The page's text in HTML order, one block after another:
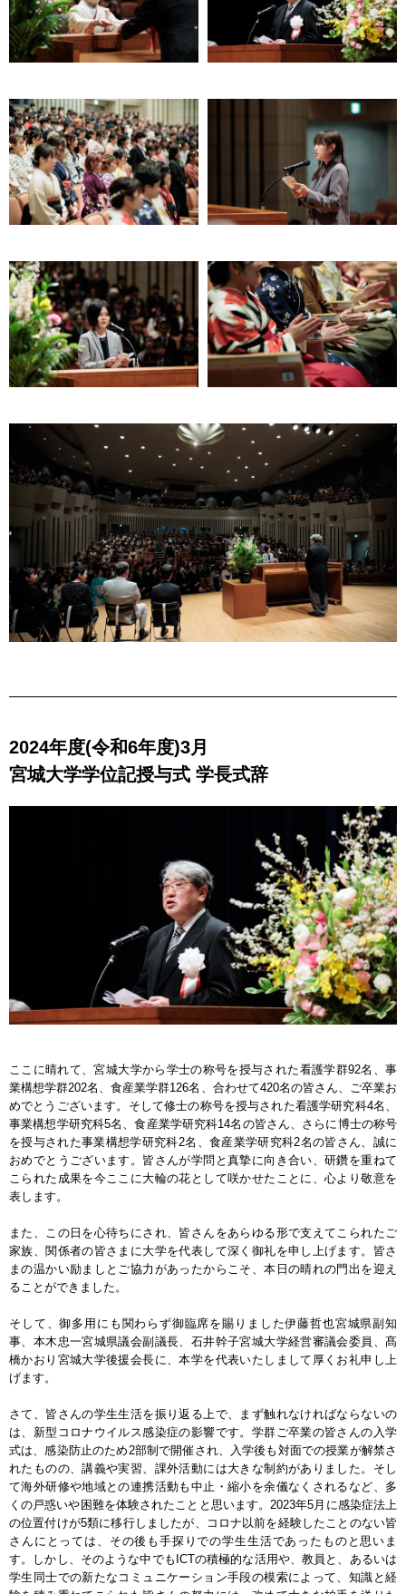
2024年度(令和6年度)3月
宮城大学学位記授与式 学長式辞
ここに晴れて、宮城大学から学士の称号を授与された看護学群92名、事
業構想学群202名、食産業学群126名、合わせて420名の皆さん、ご卒業お
めでとうございます。そして修士の称号を授与された看護学研究科4名、
事業構想学研究科5名、食産業学研究科14名の皆さん、さらに博士の称号
を授与された事業構想学研究科2名、食産業学研究科2名の皆さん、誠に
おめでとうございます。皆さんが学問と真摯に向き合い、研鑽を重ねて
こられた成果を今ここに大輪の花として咲かせたことに、心より敬意を
表します。
また、この日を心待ちにされ、皆さんをあらゆる形で支えてこられたご
家族、関係者の皆さまに大学を代表して深く御礼を申し上げます。皆さ
まの温かい励ましとご協力があったからこそ、本日の晴れの門出を迎え
ることができました。
そして、御多用にも関わらず御臨席を賜りました伊藤哲也宮城県副知
事、本木忠一宮城県議会副議長、石井幹子宮城大学経営審議会委員、髙
橋かおり宮城大学後援会長に、本学を代表いたしまして厚くお礼申し上
げます。
さて、皆さんの学生生活を振り返る上で、まず触れなければならないの
は、新型コロナウイルス感染症の影響です。学群ご卒業の皆さんの入学
式は、感染防止のため2部制で開催され、入学後も対面での授業が解禁さ
れたものの、講義や実習、課外活動には大きな制約がありました。そし
て海外研修や地域との連携活動も中止・縮小を余儀なくされるなど、多
くの戸惑いや困難を体験されたことと思います。2023年5月に感染症法上
の位置付けが5類に移行しましたが、コロナ以前を経験したことのない皆
さんにとっては、その後も手探りでの学生生活であったものと思いま
す。しかし、そのような中でもICTの積極的な活用や、教員と、あるいは
学生同士での新たなコミュニケーション手段の模索によって、知識と経